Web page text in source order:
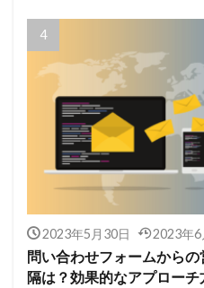
2023年5月30日 2023年6
問い合わせフォームから
隔は？効果的なアプロー